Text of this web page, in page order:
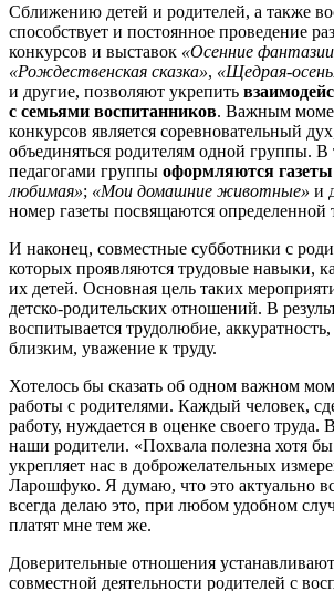
Сближению детей и родителей, а также
способствует и постоянное проведение
конкурсов и выставок «Осенние
«Рождественская сказка», «Щедрая-
и другие, позволяют укрепить
с семьями воспитанников. Важным
конкурсов является соревновательный
объединяться родителям одной группы. В
педагогами группы оформляются газеты
любимая»; «Мои домашние животные» и
номер газеты посвящаются определенной
И наконец, совместные субботники с
которых проявляются трудовые навыки,
их детей. Основная цель таких
детско-родительских отношений. В
воспитывается трудолюбие,
близким, уважение к труду.
Хотелось бы сказать об одном важном
работы с родителями. Каждый человек,
работу, нуждается в оценке своего труда.
наши родители. «Похвала полезна хотя
укрепляет нас в доброжелательных
Ларошфуко. Я думаю, что это актуально
всегда делаю это, при любом удобном
платят мне тем же.
Доверительные отношения
совместной деятельности родителей с